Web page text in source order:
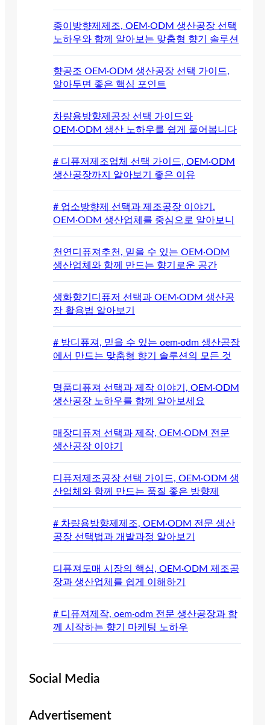
종이방향제제조, OEM·ODM 생산공장 선택
노하우와 함께 알아보는 맞춤형 향기 솔루션
향공조 OEM·ODM 생산공장 선택 가이드,
알아두면 좋은 핵심 포인트
차량용방향제공장 선택 가이드와
OEM·ODM 생산 노하우를 쉽게 풀어봅니다
# 디퓨저제조업체 선택 가이드, OEM·ODM
생산공장까지 알아보기 좋은 이유
# 업소방향제 선택과 제조공장 이야기.
OEM·ODM 생산업체를 중심으로 알아보니
천연디퓨져추천, 믿을 수 있는 OEM·ODM
생산업체와 함께 만드는 향기로운 공간
생화향기디퓨저 선택과 OEM·ODM 생산공
장 활용법 알아보기
# 방디퓨져, 믿을 수 있는 oem·odm 생산공장
에서 만드는 맞춤형 향기 솔루션의 모든 것
명품디퓨져 선택과 제작 이야기, OEM·ODM
생산공장 노하우를 함께 알아보세요
매장디퓨져 선택과 제작, OEM·ODM 전문
생산공장 이야기
디퓨저제조공장 선택 가이드, OEM·ODM 생
산업체와 함께 만드는 품질 좋은 방향제
# 차량용방향제제조, OEM·ODM 전문 생산
공장 선택법과 개발과정 알아보기
디퓨져도매 시장의 핵심, OEM·ODM 제조공
장과 생산업체를 쉽게 이해하기
# 디퓨져제작, oem·odm 전문 생산공장과 함
께 시작하는 향기 마케팅 노하우
Social Media
Advertisement